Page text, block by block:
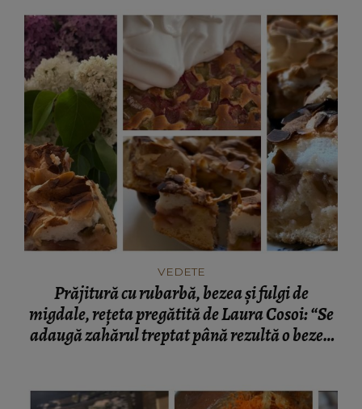
VEDETE
Prăjitură cu rubarbă, bezea și fulgi de
migdale, rețeta pregătită de Laura Cosoi: “Se
adaugă zahărul treptat până rezultă o bezea